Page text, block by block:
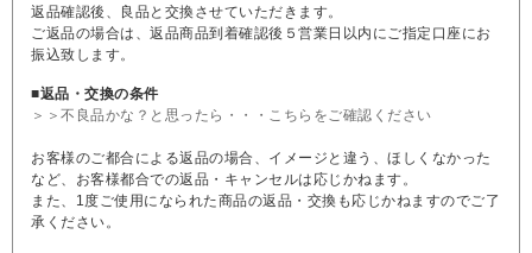
返品確認後、良品と交換させていただきます。
ご返品の場合は、返品商品到着確認後５営業日以内にご指定口座にお
振込致します。
■返品・交換の条件
＞＞不良品かな？と思ったら・・・こちらをご確認ください
お客様のご都合による返品の場合、イメージと違う、ほしくなかった
など、お客様都合での返品・キャンセルは応じかねます。
また、1度ご使用になられた商品の返品・交換も応じかねますのでご了
承ください。